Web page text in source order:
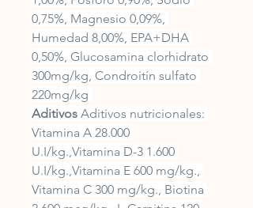
0,75%, Magnesio 0,09%,
Humedad 8,00%, EPA+DHA
0,50%, Glucosamina clorhidrato
300mg/kg, Condroitín sulfato
220mg/kg
Aditivos Aditivos nutricionales:
Vitamina A 28.000
U.I/kg.,Vitamina D-3 1.600
U.I/kg.,Vitamina E 600 mg/kg.,
Vitamina C 300 mg/kg., Biotina